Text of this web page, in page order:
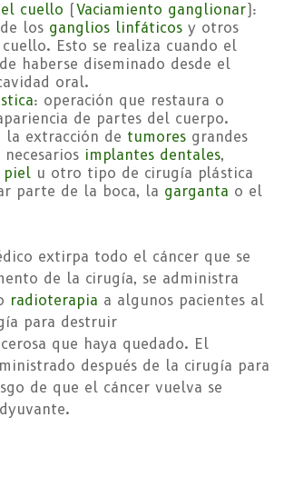
cuello (Vaciamiento ganglionar):
los ganglios linfáticos y otros
Esto se realiza cuando el
haberse diseminado desde el
oral.
: operación que restaura o
de partes del cuerpo.
la extracción de tumores grandes
implantes dentales,
piel u otro tipo de cirugía plástica
parte de la boca, la garganta o el
extirpa todo el cáncer que se
de la cirugía, se administra
radioterapia a algunos pacientes al
para destruir
que haya quedado. El
después de la cirugía para
de que el cáncer vuelva se